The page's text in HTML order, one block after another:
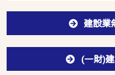
建設業
(一財)